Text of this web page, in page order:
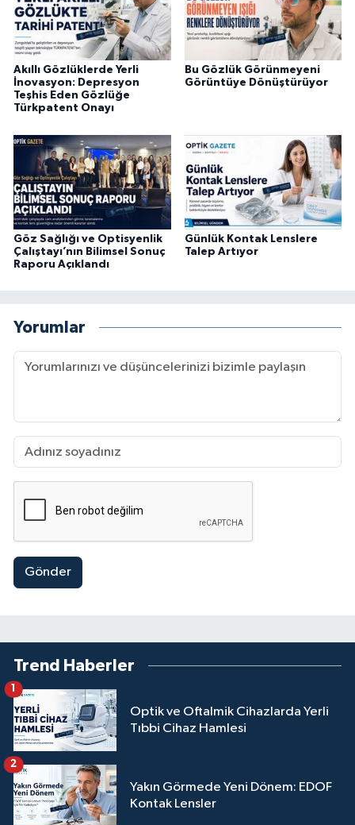
Akıllı Gözlüklerde Yerli
İnovasyon: Depresyon
Teşhis Eden Gözlüğe
Türkpatent Onayı
Bu Gözlük Görünmeyeni
Görüntüye Dönüştürüyor
Göz Sağlığı ve Optisyenlik
Çalıştayı’nın Bilimsel Sonuç
Raporu Açıklandı
Günlük Kontak Lenslere
Talep Artıyor
Yorumlar
Gönder
Trend Haberler
Optik ve Oftalmik Cihazlarda Yerli
Tıbbi Cihaz Hamlesi
1
Yakın Görmede Yeni Dönem: EDOF
Kontak Lensler
2